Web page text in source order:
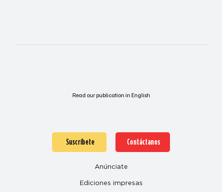
Read our publication in English
Suscríbete Contáctanos
Anúnciate
Ediciones impresas